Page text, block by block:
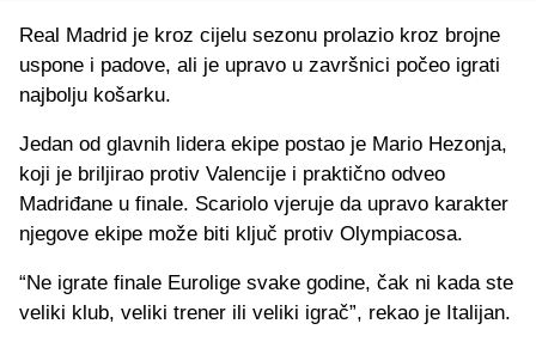
Real Madrid je kroz cijelu sezonu prolazio kroz brojne
uspone i padove, ali je upravo u završnici počeo igrati
najbolju košarku.
Jedan od glavnih lidera ekipe postao je Mario Hezonja,
koji je briljirao protiv Valencije i praktično odveo
Madriđane u finale. Scariolo vjeruje da upravo karakter
njegove ekipe može biti ključ protiv Olympiacosa.
“Ne igrate finale Eurolige svake godine, čak ni kada ste
veliki klub, veliki trener ili veliki igrač”, rekao je Italijan.